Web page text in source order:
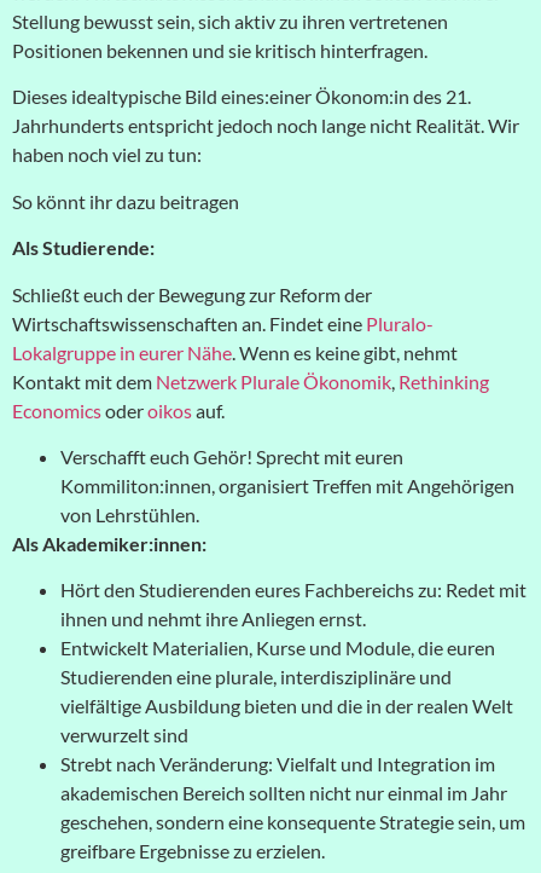
Stellung bewusst sein, sich aktiv zu ihren vertretenen
Positionen bekennen und sie kritisch hinterfragen.
Dieses idealtypische Bild eines:einer Ökonom:in des 21.
Jahrhunderts entspricht jedoch noch lange nicht Realität. Wir
haben noch viel zu tun:
So könnt ihr dazu beitragen
Als Studierende:
Schließt euch der Bewegung zur Reform der
Wirtschaftswissenschaften an. Findet eine Pluralo-
Lokalgruppe in eurer Nähe . Wenn es keine gibt, nehmt
Kontakt mit dem Netzwerk Plurale Ökonomik Rethinking
Economicsoderoikosauf.
Verschafft euch Gehör! Sprecht mit euren
Kommiliton:innen, organisiert Treffen mit Angehörigen
von Lehrstühlen.
Als Akademiker:innen:
Hört den Studierenden eures Fachbereichs zu: Redet mit
ihnen und nehmt ihre Anliegen ernst.
Entwickelt Materialien, Kurse und Module, die euren
Studierenden eine plurale, interdisziplinäre und
vielfältige Ausbildung bieten und die in der realen Welt
verwurzelt sind
Strebt nach Veränderung: Vielfalt und Integration im
akademischen Bereich sollten nicht nur einmal im Jahr
geschehen, sondern eine konsequente Strategie sein, um
greifbare Ergebnisse zu erzielen.